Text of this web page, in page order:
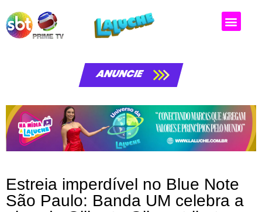
ANUNCIE
Estreia imperdível no Blue Note
São Paulo: Banda UM celebra a